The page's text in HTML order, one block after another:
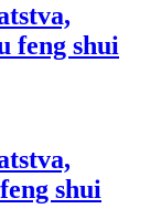
feng shui
shui